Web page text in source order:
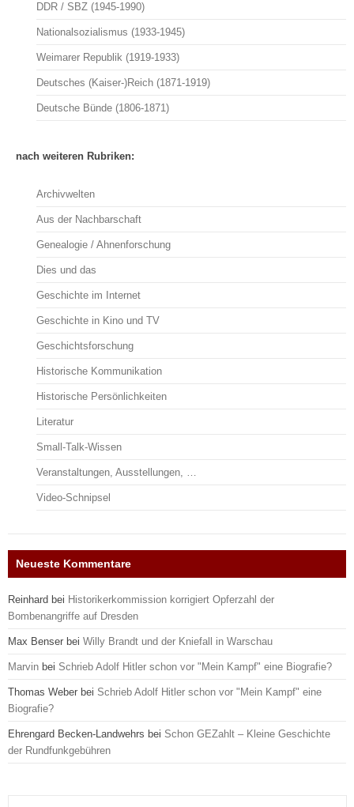
DDR / SBZ (1945-1990)
Nationalsozialismus (1933-1945)
Weimarer Republik (1919-1933)
Deutsches (Kaiser-)Reich (1871-1919)
Deutsche Bünde (1806-1871)
nach weiteren Rubriken:
Archivwelten
Aus der Nachbarschaft
Genealogie / Ahnenforschung
Dies und das
Geschichte im Internet
Geschichte in Kino und TV
Geschichtsforschung
Historische Kommunikation
Historische Persönlichkeiten
Literatur
Small-Talk-Wissen
Veranstaltungen, Ausstellungen, …
Video-Schnipsel
Neueste Kommentare
Reinhard bei Historikerkommission korrigiert Opferzahl der
Bombenangriffe auf Dresden
Max Benser bei Willy Brandt und der Kniefall in Warschau
Marvin bei Schrieb Adolf Hitler schon vor "Mein Kampf" eine Biografie?
Thomas Weber bei Schrieb Adolf Hitler schon vor "Mein Kampf" eine
Biografie?
Ehrengard Becken-Landwehrs bei Schon GEZahlt – Kleine Geschichte
der Rundfunkgebühren